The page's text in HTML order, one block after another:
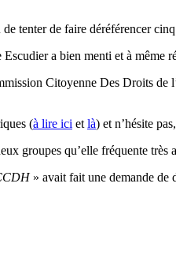
de faire déréférencer
a bien menti et à même
Citoyenne Des Droits
(à lire ici et là) et n’hésite
groupes qu’elle fréquente
» avait fait une demande de